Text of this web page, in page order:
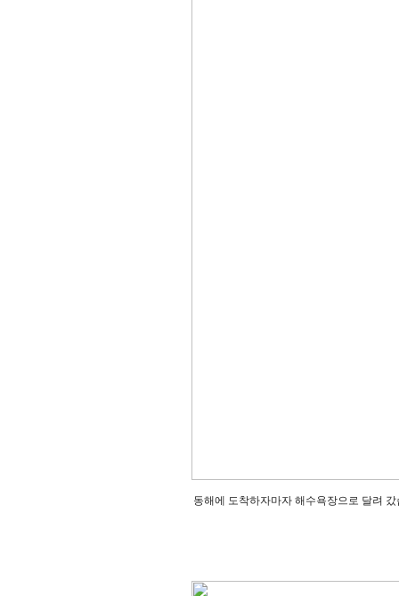
동해에 도착하자마자 해수욕장으로 달려